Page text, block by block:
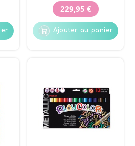
229,95 €
Ajouter au panier